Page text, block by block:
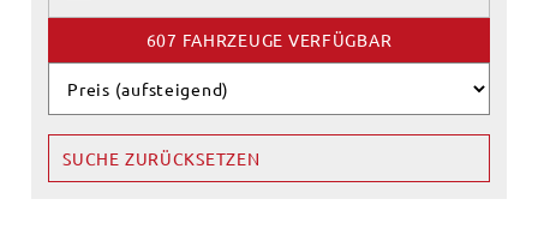
607 FAHRZEUGE VERFÜGBAR
SUCHE ZURÜCKSETZEN